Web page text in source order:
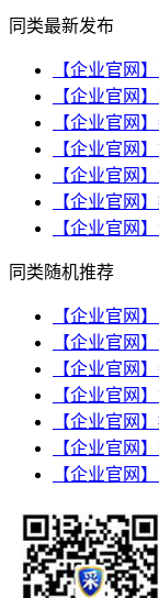
同类最新发布
【企业官网
【企业官网
【企业官网
【企业官网
【企业官网
【企业官网
【企业官网
同类随机推荐
【企业官网
【企业官网
【企业官网
【企业官网
【企业官网
【企业官网
【企业官网